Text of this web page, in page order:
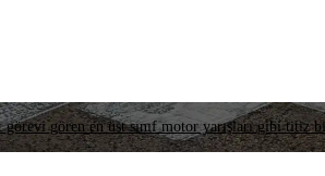
gören en üst sınıf motor yarışları gibi titiz